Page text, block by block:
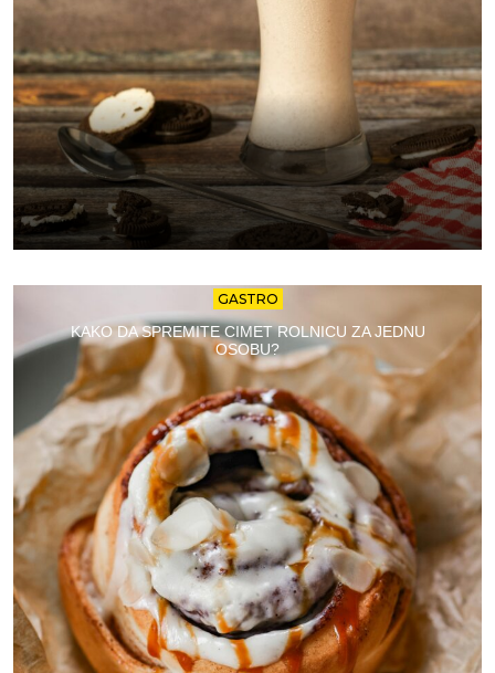
GASTRO
KAKO DA SPREMITE CIMET ROLNICU ZA JEDNU
OSOBU?